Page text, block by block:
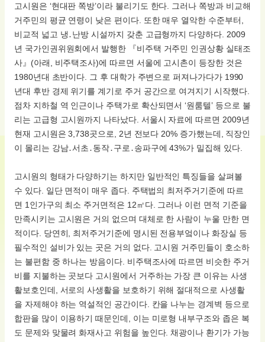
고시원은 ‘현대판 쪽방’이라 불리기도 한다. 그러나 쪽방과 비교해
거주민의 평균 연령이 낮은 편이다. 또한 매우 열악한 수준부터,
비교적 넓고 냉․난방 시설까지 갖춘 고급형까지 다양하다. 2009
년 국가인권위원회에서 발행한 『비주택 거주민 인권상황 실태조
사』(아래, 비주택조사)에 따르면 서울에 고시촌이 등장한 것은
1980년대 초반이다. 그 후 대학가 주변으로 퍼져나가다가 1990
년대 후반 경제 위기를 계기로 주거 공간으로 여겨지기 시작했다.
점차 지하철 역 인근이나 주택가로 확산되면서 ‘원룸텔’ 등으로 불
리는 고급형 고시원까지 나타났다. 서울시 자료에 따르면 2009년
현재 고시원은 3,738곳으로, 2년 전보다 20% 증가했는데, 직장인
이 몰리는 강남․서초․동작․구로․송파구에 43%가 밀집해 있다.
고시원의 형태가 다양하기는 하지만 일반적인 특징들을 살펴볼
수 있다. 일단 면적이 매우 좁다. 주택법의 최저주거기준에 따르
면 1인가구의 최소 주거면적은 12㎡다. 그러나 이런 면적 기준을
만족시키는 고시원은 거의 없으며 대체로 한 사람이 누울 만한 면
적이다. 당연히, 최저주거기준에 명시된 전용부엌이나 화장실 등
필수적인 설비가 있는 곳은 거의 없다. 고시원 거주민들이 호소하
는 불편함 중 하나는 방음이다. 비주택조사에 따르면 비슷한 주거
비를 지불하는 곳보다 고시원에서 거주하는 가장 큰 이유는 사생
활보호인데, 서로의 사생활을 보호하기 위해 절대적으로 사생활
을 자제해야 하는 역설적인 공간이다. 칸을 나누는 경계벽 등으로
합판을 많이 이용하기 때문인데, 이는 미로형 내부구조와 좁은 복
도 문제와 맞물려 화재사고 위험을 높인다. 채광이나 환기가 가능